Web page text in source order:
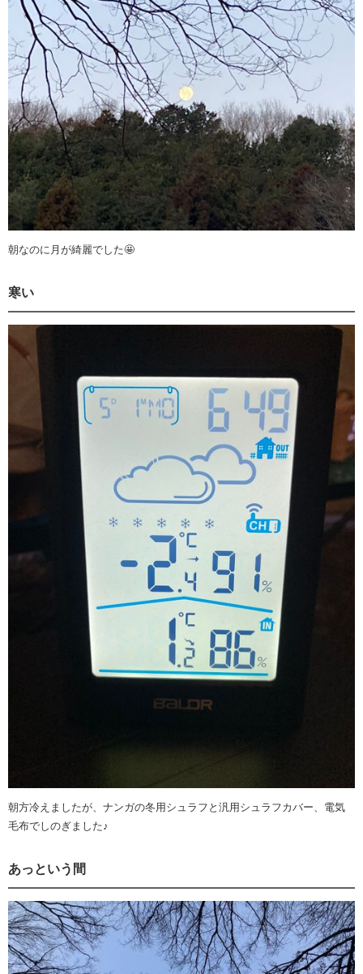
朝なのに月が綺麗でした🤩
寒い
朝方冷えましたが、ナンガの冬用シュラフと汎用シュラフカバー、電気
毛布でしのぎました♪
あっという間